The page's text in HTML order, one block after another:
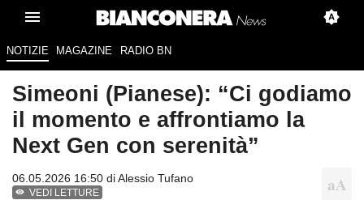
NOTIZIE MAGAZINE RADIO BN
Simeoni (Pianese): “Ci godiamo
il momento e affrontiamo la
Next Gen con serenità”
06.05.2026 16:50 diAlessio Tufano
VEDI LETTURE